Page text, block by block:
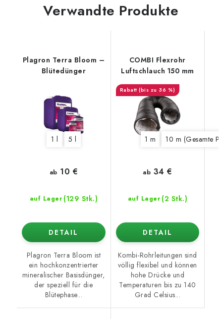
Verwandte Produkte
Plagron Terra Bloom –
Blütedünger
1 l 5 l
auf Lager (129 Stk.)
ab 10 €
DETAIL
Plagron Terra Bloom ist
ein hochkonzentrierter
mineralischer Basisdünger,
der speziell für die
Blütephase...
COMBI Flexrohr
Luftschlauch 150 mm
(bis zu 36 %)
1 m 10 m (Gesamte
auf Lager (2 Stk.)
ab 34 €
DETAIL
Kombi-Rohrleitungen sind
völlig flexibel und können
hohe Drücke und
Temperaturen bis zu 140
Grad Celsius...